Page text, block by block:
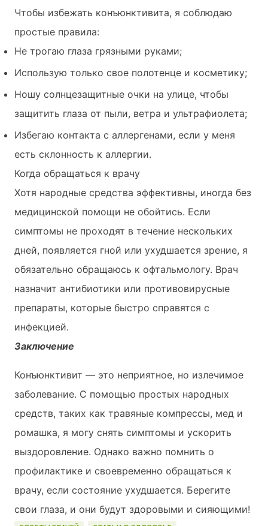
Чтобы избежать конъюнктивита, я соблюдаю
простые правила:
Не трогаю глаза грязными руками;
Использую только свое полотенце и косметику;
Ношу солнцезащитные очки на улице, чтобы
защитить глаза от пыли, ветра и ультрафиолета;
Избегаю контакта с аллергенами, если у меня
есть склонность к аллергии.
Когда обращаться к врачу
Хотя народные средства эффективны, иногда без
медицинской помощи не обойтись. Если
симптомы не проходят в течение нескольких
дней, появляется гной или ухудшается зрение, я
обязательно обращаюсь к офтальмологу. Врач
назначит антибиотики или противовирусные
препараты, которые быстро справятся с
инфекцией.
Заключение
Конъюнктивит — это неприятное, но излечимое
заболевание. С помощью простых народных
средств, таких как травяные компрессы, мед и
ромашка, я могу снять симптомы и ускорить
выздоровление. Однако важно помнить о
профилактике и своевременно обращаться к
врачу, если состояние ухудшается. Берегите
свои глаза, и они будут здоровыми и сияющими!